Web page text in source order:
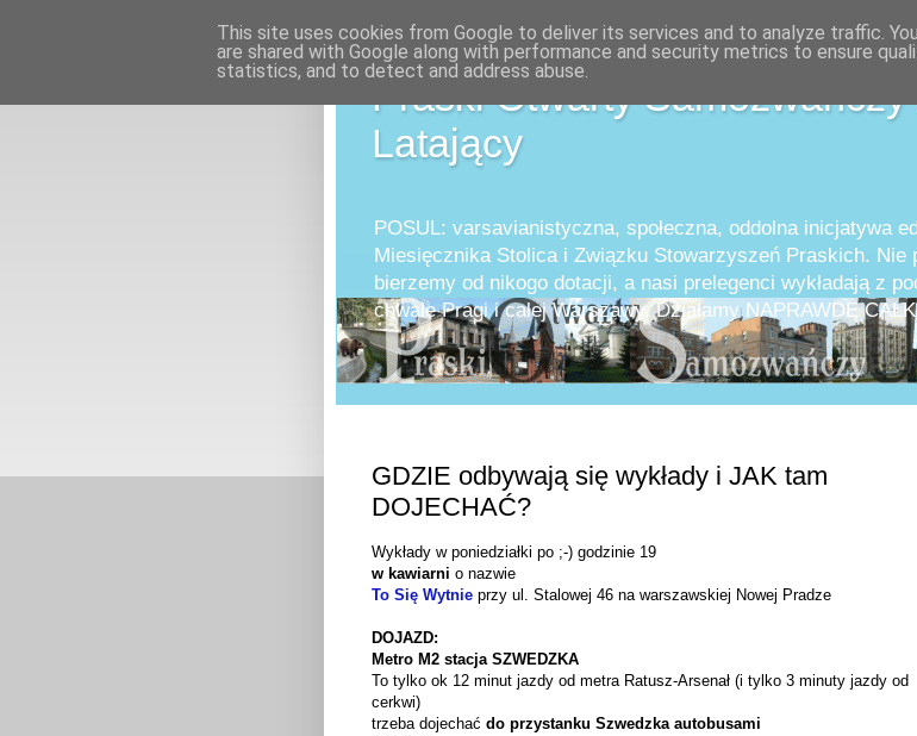
Praski Otwarty
Latający
POSUL: varsavianistyczna, społeczna, oddolna inicjatywa
Miesięcznika Stolica i Związku Stowarzyszeń Praskich. Nie
bierzemy od nikogo dotacji, a nasi prelegenci wykładają z
chwale Pragi i całej Warszawy. Działamy NAPRAWDĘ
GDZIE odbywają się wykłady i JAK tam
DOJECHAĆ?
Wykłady w poniedziałki po ;-) godzinie 19
w kawiarni o nazwie
To Się Wytnie przy ul. Stalowej 46 na warszawskiej Nowej Pradze
DOJAZD:
Metro M2 stacja SZWEDZKA
To tylko ok 12 minut jazdy od metra Ratusz-Arsenał (i tylko 3 minuty jazdy od
cerkwi)
trzeba dojechać do przystanku Szwedzka autobusami
This site uses cookies from Google to deliver its services and to analyze traffic.
are shared with Google along with performance and security metrics to ensure
statistics, and to detect and address abuse.